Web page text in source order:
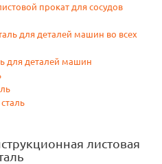
прокат для сосудов
для деталей машин во всех
для деталей машин
листовая